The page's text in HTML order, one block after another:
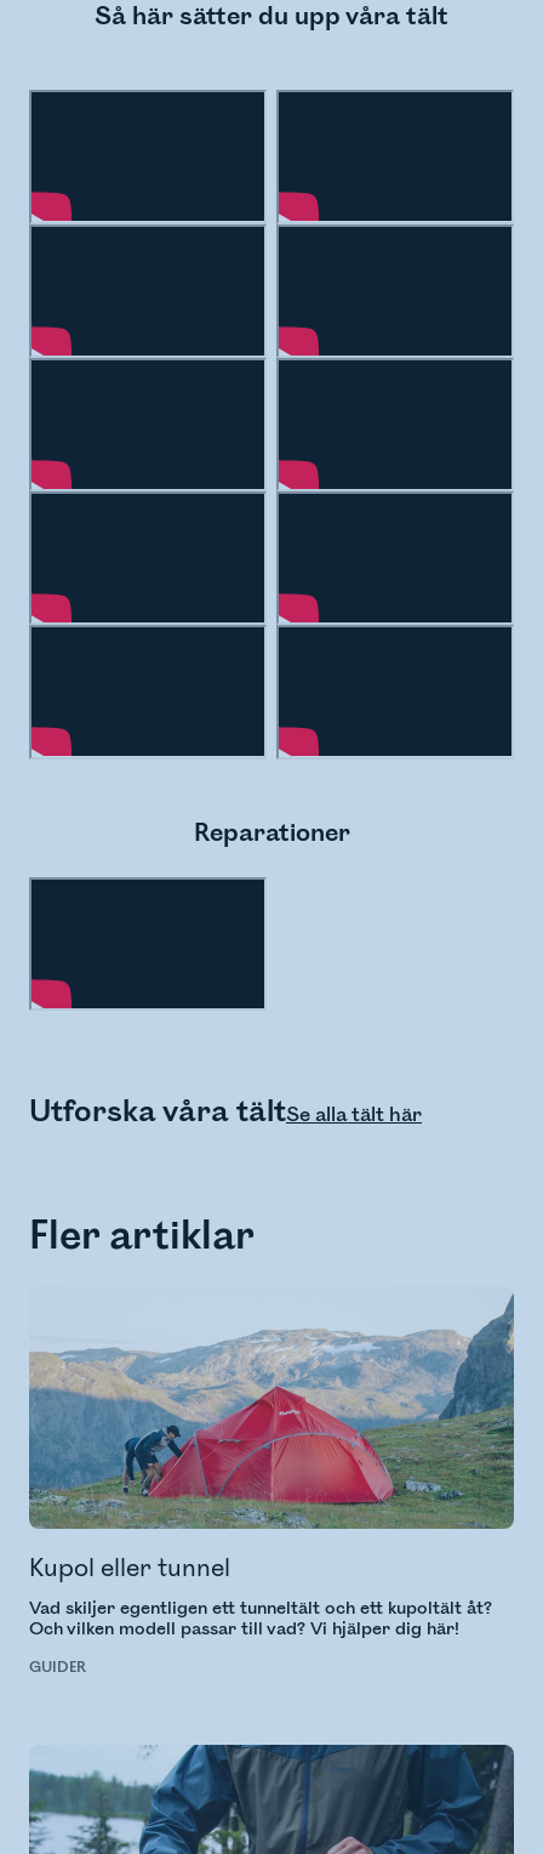
Så här sätter du upp våra tält
Reparationer
Utforska våra tältSe alla tält här
Fler artiklar
Kupol eller tunnel
Vad skiljer egentligen ett tunneltält och ett kupoltält åt?
Och vilken modell passar till vad? Vi hjälper dig här!
GUIDER